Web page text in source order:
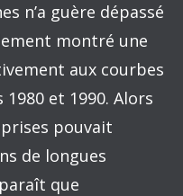
n’a guère dépassé
montré une
aux courbes
et 1990. Alors
pouvait
de longues
que